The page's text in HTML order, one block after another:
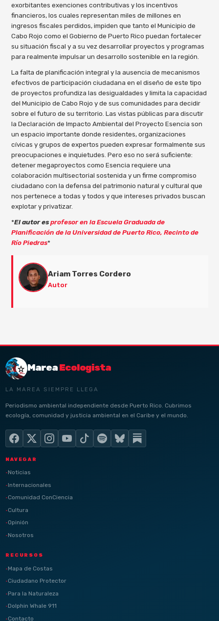
exorbitantes exenciones contributivas y los incentivos
financieros, los cuales representan miles de millones en
ingresos fiscales perdidos, impiden que tanto el Municipio de
Cabo Rojo como el Gobierno de Puerto Rico puedan fortalecer
su situación fiscal y a su vez desarrollar proyectos y programas
para realmente impulsar un desarrollo sostenible en la región.
La falta de planificación integral y la ausencia de mecanismos
efectivos de participación ciudadana en el diseño de este tipo
de proyectos profundiza las desigualdades y limita la capacidad
del Municipio de Cabo Rojo y de sus comunidades para decidir
sobre el futuro de su territorio. Las vistas públicas para discutir
la Declaración de Impacto Ambiental del Proyecto Esencia son
un espacio importante donde residentes, organizaciones
cívicas y grupos de expertos pueden expresar formalmente sus
preocupaciones e inquietudes. Pero eso no será suficiente:
detener megaproyectos como Esencia requiere una
colaboración multisectorial sostenida y un firme compromiso
ciudadano con la defensa del patrimonio natural y cultural que
nos pertenece a todas y todos y que intereses privados buscan
explotar y privatizar.
*El autor esprofesor en la Escuela Graduada de
Planificación de la Universidad de Puerto Rico, Recinto de
Río Piedras*
Ariam Torres Cordero
Autor
MareaEcologista
LA MAREA SIEMPRE LLEGA
Periodismo ambiental independiente desde Puerto Rico. Cubrimos
ecología, comunidad y justicia ambiental en el Caribe y el mundo.
NAVEGAR
Noticias
Internacionales
Comunidad ConCiencia
Cultura
Opinión
Nosotros
RECURSOS
Mapa de Costas
Ciudadano Protector
Para la Naturaleza
Dolphin Whale 911
Contacto